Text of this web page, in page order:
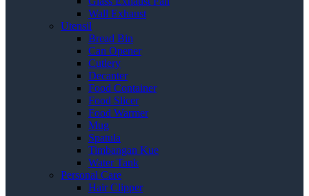
Wall Exhaust
Utensil
Bread Bin
Can Opener
Cutlery
Decanter
Food Container
Food Slicer
Food Warmer
Mug
Spatula
Timbangan Kue
Water Tank
Personal Care
Hair Clipper